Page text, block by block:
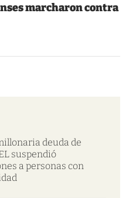
marcharon contra
deuda de
suspendió
a personas con